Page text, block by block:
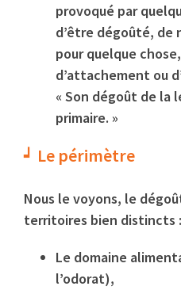
provoqué par
d’être dégoûté, de
pour quelque
d’attachement ou
« Son dégoût de la
primaire. »
Le périmètre
Nous le voyons, le
territoires bien distincts :
Le domaine
l’odorat),